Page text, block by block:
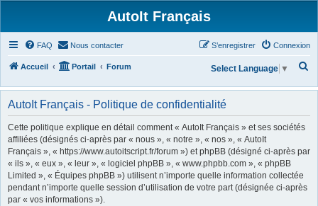
AutoIt Français
FAQ Nous contacter Connexion
S’enregistrer
Accueil Portail Forum
h
r
Select Language ▼
AutoIt Français - Politique de confidentialité
Cette politique explique en détail comment « AutoIt Français » et ses sociétés
affiliées (désignés ci-après par « nous », « notre », « nos », « AutoIt
Français », « https://www.autoitscript.fr/forum ») et phpBB (désigné ci-après par
« ils », « eux », « leur », « logiciel phpBB », « www.phpbb.com », « phpBB
Limited », « Équipes phpBB ») utilisent n’importe quelle information collectée
pendant n’importe quelle session d’utilisation de votre part (désignée ci-après
par « vos informations »).